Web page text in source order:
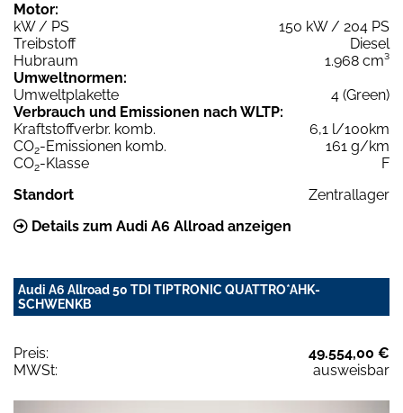
Motor:
kW / PS
150 kW / 204 PS
Treibstoff
Diesel
Hubraum
1.968 cm³
Umweltnormen:
Umweltplakette
4 (Green)
Verbrauch und Emissionen nach WLTP:
Kraftstoffverbr. komb.
6,1 l/100km
CO2-Emissionen komb.
161 g/km
CO2-Klasse
F
Standort
Zentrallager
Details zum Audi A6 Allroad anzeigen
Audi A6 Allroad 50 TDI TIPTRONIC QUATTRO*AHK-
SCHWENKB
Preis:
49.554,00 €
MWSt:
ausweisbar